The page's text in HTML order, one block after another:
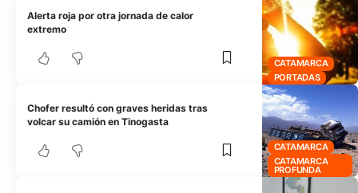
CATAMARCA
PORTADAS
Alerta roja por otra jornada de calor
extremo
CATAMARCA
CATAMARCA
PROFUNDA
Chofer resultó con graves heridas tras
volcar su camión en Tinogasta